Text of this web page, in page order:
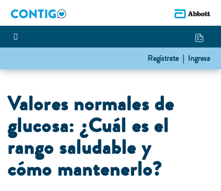
Regístrate | Ingresa
Valores normales de
glucosa: ¿Cuál es el
rango saludable y
cómo mantenerlo?